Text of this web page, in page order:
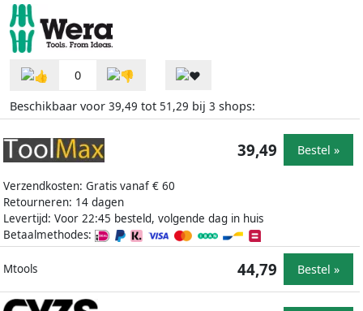
0
Beschikbaar voor 39,49 tot 51,29 bij 3 shops:
Verzendkosten: Gratis vanaf € 60
Retourneren: 14 dagen
Levertijd: Voor 22:45 besteld, volgende dag in huis
Betaalmethodes:
39,49 Bestel »
Mtools 44,79 Bestel »